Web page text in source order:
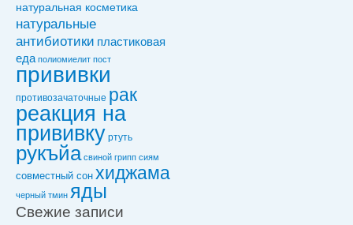
натуральная косметика
натуральные
антибиотики пластиковая
еда полиомиелит пост
прививки
противозачаточные рак
реакция на
прививку ртуть
рукъйа свиной грипп сиям
совместный сон хиджама
черный тмин яды
Свежие записи